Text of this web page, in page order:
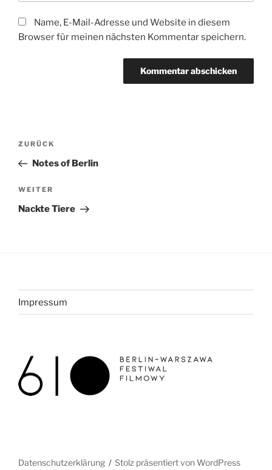
Name, E-Mail-Adresse und Website in diesem
Browser für meinen nächsten Kommentar speichern.
Beitragsnavigation
Vorheriger
Beitrag
ZURÜCK
Notes of Berlin
Nächster
Beitrag
WEITER
Nackte Tiere
Impressum
Datenschutzerklärung Stolz präsentiert von WordPress